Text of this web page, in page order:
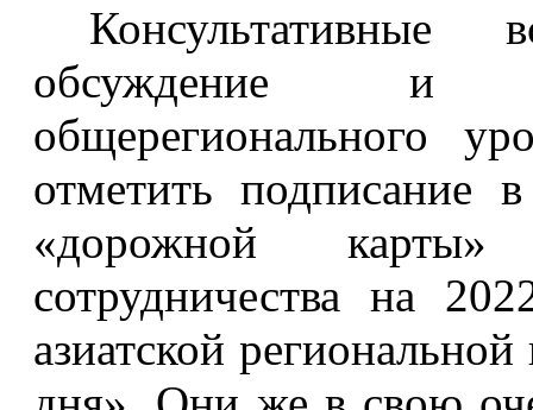
обсуждение и
общерегионального
отметить подписание
«дорожной карты»
сотрудничества на
азиатской